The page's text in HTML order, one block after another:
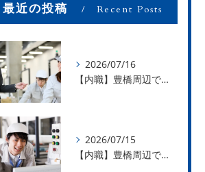
最近の投稿 Recent Posts
2026/07/16
【内職】豊橋周辺で内職のお仕事を探している方募集中！【お仕事の内容】
2026/07/15
【内職】豊橋周辺で内職のお仕事を探している方募集中！【急な学級閉鎖も安心】